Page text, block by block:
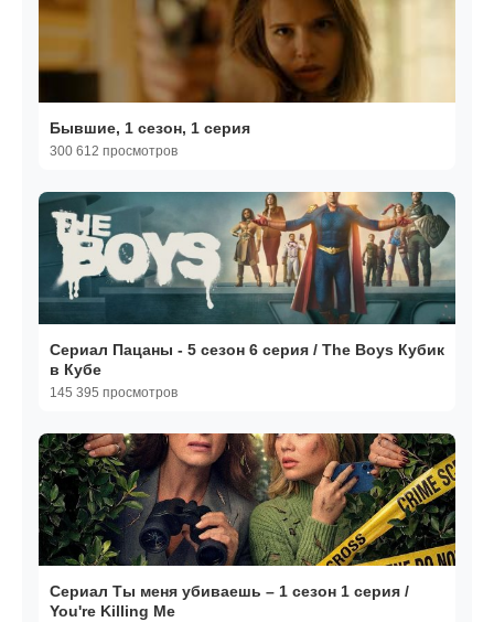
Бывшие, 1 сезон, 1 серия
300 612 просмотров
Сериал Пацаны - 5 сезон 6 серия / The Boys Кубик
в Кубе
145 395 просмотров
Сериал Ты меня убиваешь – 1 сезон 1 серия /
You're Killing Me